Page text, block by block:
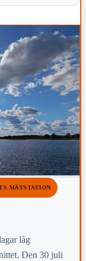
MÄTSTATION
låg
Den 30 juli